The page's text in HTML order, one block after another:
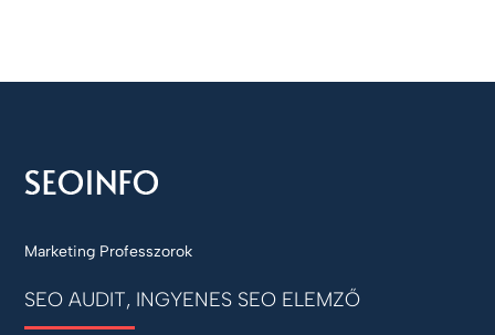
Marketing Professzorok
SEO AUDIT, INGYENES SEO ELEMZŐ